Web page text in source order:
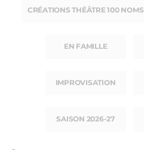
CRÉATIONS THÉÂTRE 100 NOMS
EN FAMILLE
IMPROVISATION
SAISON 2026-27